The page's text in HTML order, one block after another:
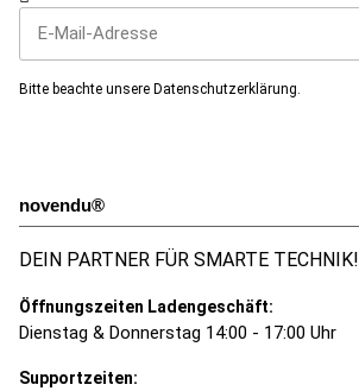
Bitte beachte unsere Datenschutzerklärung
novendu®
DEIN PARTNER FÜR SMARTE TECHNIK!
Öffnungszeiten Ladengeschäft:
Dienstag & Donnerstag 14:00 - 17:00 Uhr
Supportzeiten: